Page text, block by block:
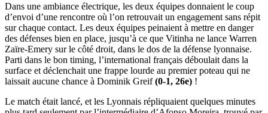
Dans une ambiance électrique, les deux équipes donnaient le coup
d’envoi d’une rencontre où l’on retrouvait un engagement sans répit
sur chaque contact. Les deux équipes peinaient à mettre en danger
des défenses bien en place, jusqu’à ce que Vitinha ne lance Warren
Zaïre-Emery sur le côté droit, dans le dos de la défense lyonnaise.
Parti dans le bon timing, l’international français déboulait dans la
surface et déclenchait une frappe lourde au premier poteau qui ne
laissait aucune chance à Dominik Greif(0-1, 26e) !
Le match était lancé, et les Lyonnais répliquaient quelques minutes